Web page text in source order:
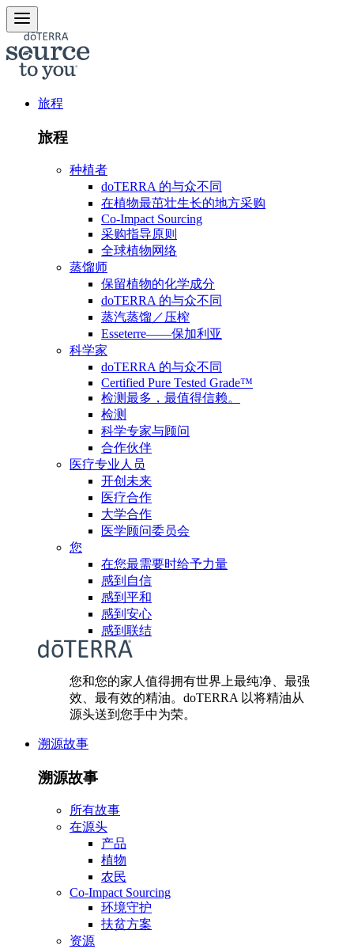
旅程
旅程
种植者
doTERRA 的与众不同
在植物最茁壮生长的地方采购
Co-Impact Sourcing
采购指导原则
全球植物网络
蒸馏师
保留植物的化学成分
doTERRA 的与众不同
蒸汽蒸馏／压榨
Esseterre——保加利亚
科学家
doTERRA 的与众不同
Certified Pure Tested Grade™
检测最多，最值得信赖。
检测
科学专家与顾问
合作伙伴
医疗专业人员
开创未来
医疗合作
大学合作
医学顾问委员会
您
在您最需要时给予力量
感到自信
感到平和
感到安心
感到联结
您和您的家人值得拥有世界上最纯净、最强
效、最有效的精油。doTERRA 以将精油从
源头送到您手中为荣。
溯源故事
溯源故事
所有故事
在源头
产品
植物
农民
Co-Impact Sourcing
环境守护
扶贫方案
资源